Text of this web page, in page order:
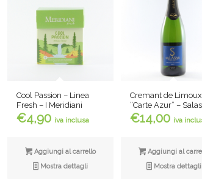
Cool Passion – Linea
Fresh – I Meridiani
€4,90 iva inclusa
Aggiungi al carrello
Mostra dettagli
Cremant de Limoux
“Carte Azur” –
€14,00 iva
Aggiungi al
Mostra dettagli